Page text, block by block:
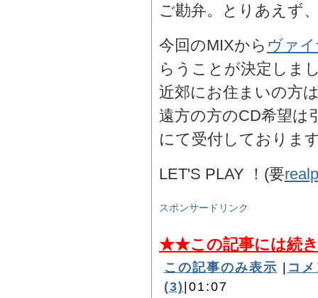
ご勘弁。とりあえず
今回のMIXから ヴァ
らうことが決定しま
近郊にお住まいの方
遠方の方のCD希望は
にて受付しておりま
LET'S PLAY ！(要
スポンサードリンク
★★この記事には続
この記事のみ表示 | コ
(3)|01:07